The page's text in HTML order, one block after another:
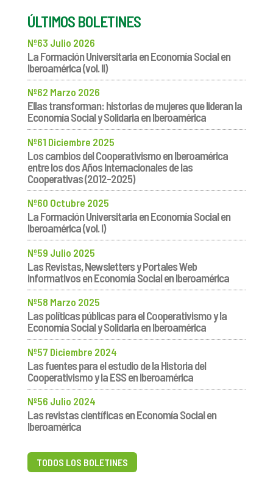
ÚLTIMOS BOLETINES
Nº63 Julio 2026
La Formación Universitaria en Economía Social en
Iberoamérica (vol. II)
Nº62 Marzo 2026
Ellas transforman: historias de mujeres que lideran la
Economía Social y Solidaria en Iberoamérica
Nº61 Diciembre 2025
Los cambios del Cooperativismo en Iberoamérica
entre los dos Años Internacionales de las
Cooperativas (2012-2025)
Nº60 Octubre 2025
La Formación Universitaria en Economía Social en
Iberoamérica (vol. I)
Nº59 Julio 2025
Las Revistas, Newsletters y Portales Web
informativos en Economía Social en Iberoamérica
Nº58 Marzo 2025
Las políticas públicas para el Cooperativismo y la
Economía Social y Solidaria en Iberoamérica
Nº57 Diciembre 2024
Las fuentes para el estudio de la Historia del
Cooperativismo y la ESS en Iberoamérica
Nº56 Julio 2024
Las revistas científicas en Economía Social en
Iberoamérica
TODOS LOS BOLETINES